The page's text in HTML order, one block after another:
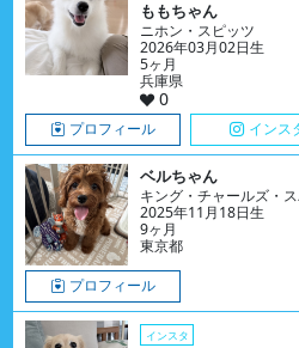
ももちゃん
ニホン・スピッツ
2026年03月02日生
5ヶ月
兵庫県
0
プロフィール インス
ベルちゃん
キング・チャールズ・
2025年11月18日生
9ヶ月
東京都
プロフィール
インスタ